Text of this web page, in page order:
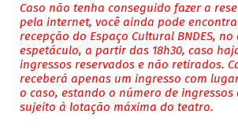
Caso não tenha conseguido fazer a
pela internet, você ainda pode
recepção do Espaço Cultural BNDES, no
espetáculo, a partir das 18h30, caso
ingressos reservados e não retirados.
receberá apenas um ingresso com
o caso, estando o número de ingressos
sujeito à lotação máxima do teatro.